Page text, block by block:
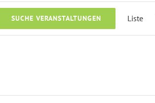
SUCHE VERANSTALTUNGEN Liste